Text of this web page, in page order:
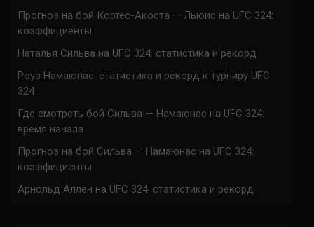
Прогноз на бой Кортес-Акоста — Льюис на UFC 324:
коэффициенты
Наталья Сильва на UFC 324: статистика и рекорд
Роуз Намаюнас: статистика и рекорд к турниру UFC
324
Где смотреть бой Сильва — Намаюнас на UFC 324:
время начала
Прогноз на бой Сильва — Намаюнас на UFC 324:
коэффициенты
Арнольд Аллен на UFC 324: статистика и рекорд